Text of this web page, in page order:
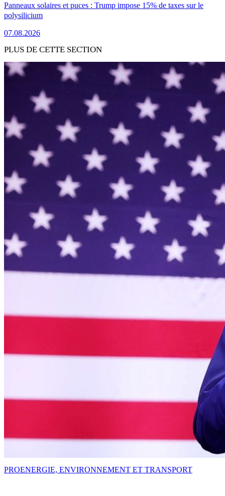
Panneaux solaires et puces : Trump impose 15% de taxes sur le
polysilicium
07.08.2026
PLUS DE CETTE SECTION
PROENERGIE, ENVIRONNEMENT ET TRANSPORT